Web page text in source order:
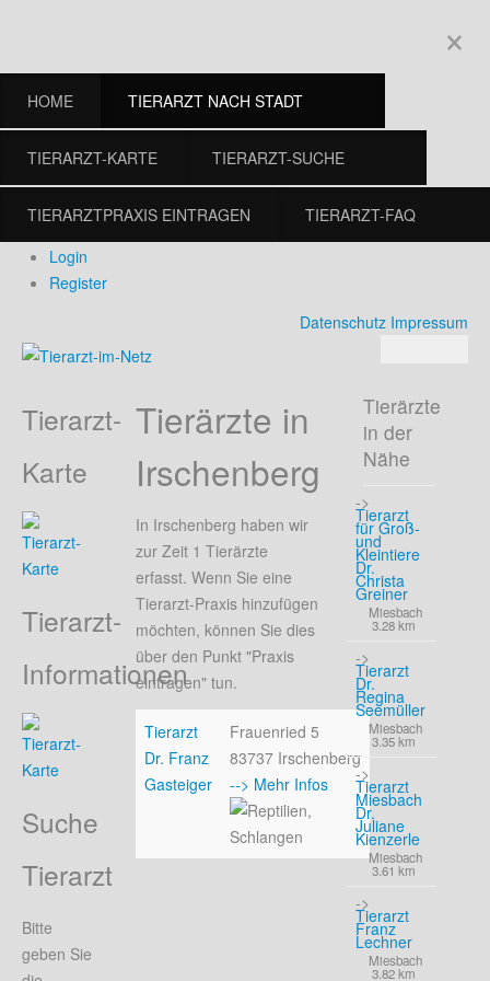
×
HOME TIERARZT NACH STADT
TIERARZT-KARTE TIERARZT-SUCHE
TIERARZTPRAXIS EINTRAGEN
TIERARZT-FAQ
Login
Register
Datenschutz Impressum
Tierarzt-
Karte
Tierarzt-
Informationen
Suche
Tierarzt
Bitte
geben Sie
Tierärzte in
Irschenberg
In Irschenberg haben wir
zur Zeit 1 Tierärzte
erfasst. Wenn Sie eine
Tierarzt-Praxis hinzufügen
möchten, können Sie dies
über den Punkt "Praxis
eintragen" tun.
Tierarzt
Dr. Franz
Gasteiger
Frauenried 5
83737 Irschenberg
--> Mehr Infos
Tierärzte
in der
Nähe
->
Tierarzt
für Groß-
und
Kleintiere
Dr.
Christa
Greiner
Miesbach
3.28 km
->
Tierarzt
Dr.
Regina
Seemüller
Miesbach
3.35 km
->
Tierarzt
Miesbach
Dr.
Juliane
Kienzerle
Miesbach
3.61 km
->
Tierarzt
Franz
Lechner
Miesbach
3.82 km